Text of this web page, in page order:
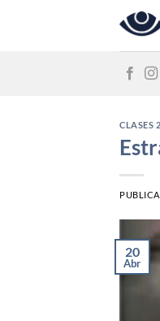
CLASES
20
Abr